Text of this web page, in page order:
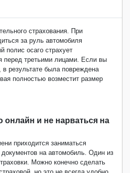
страхования. При
за руль автомобиля
полис осаго страхует
перед третьими лицами. Если вы
в результате была повреждена
полностью возместит размер
онлайн и не нарваться на
приходится заниматься
на автомобиль. Один из
Можно конечно сделать